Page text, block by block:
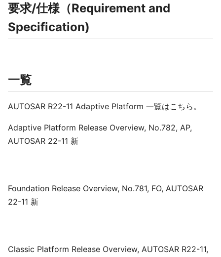
要求/仕様（Requirement and
Specification)
一覧
AUTOSAR R22-11 Adaptive Platform 一覧はこちら。
Adaptive Platform Release Overview, No.782, AP,
AUTOSAR 22-11 新
Foundation Release Overview, No.781, FO, AUTOSAR
22-11 新
Classic Platform Release Overview, AUTOSAR R22-11,